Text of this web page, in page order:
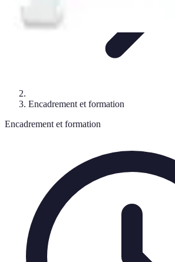
Encadrement et formation
Encadrement et formation